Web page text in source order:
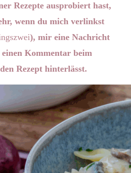
Rezepte ausprobiert hast,
wenn du mich verlinkst
), mir eine Nachricht
Kommentar beim
Rezept hinterlässt.